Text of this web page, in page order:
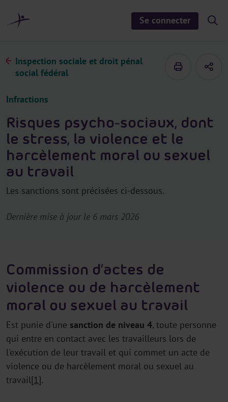
Se connecter
S
i
c
Inspection sociale et droit pénal
social fédéral
Infractions
Risques psycho-sociaux, dont
le stress, la violence et le
harcèlement moral ou sexuel
au travail
Les sanctions sont précisées ci-dessous.
Dernière mise à jour le 6 mars 2026
Commission d’actes de
violence ou de harcèlement
moral ou sexuel au travail
Est punie d'une sanction de niveau 4, toute personne
qui entre en contact avec les travailleurs lors de
l'exécution de leur travail et qui commet un acte de
violence ou de harcèlement moral ou sexuel au
travail[1].